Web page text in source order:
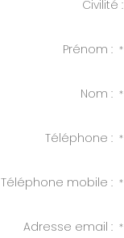
Civilité :
Prénom :*
Nom :*
Téléphone :*
Téléphone mobile :*
Adresse email :*